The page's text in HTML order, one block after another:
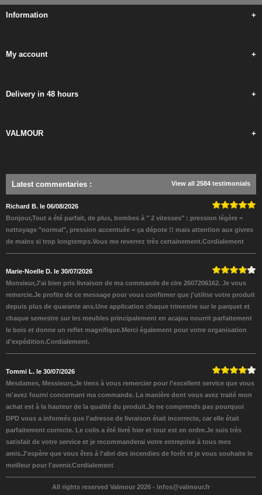
Information +
My account +
Delivery in 48 hours +
VALMOUR +
Latest commentaries : View all 2584 testimonials
Richard B. le 06/08/2026
Bonjour,Tout a été parfait, de plus, bombes à " 2 vitesses" : pression légère =
nettoyage "normal", pression accentuée = ça dépote !! mais attention aux givres
de mains si trop longtemps.Vous me reverrez très certainement.Cordialement
Marie-Noelle D. le 30/07/2026
Monsieur,J'ai bien pris livraison de ma commande de cire 2607206162. Je vous
remercie.Je profite de ce message pour vous confirmer que j'utilise votre produit
depuis plus de quarante ans.Une application chaque trimestre sur le parquet et
chaque semestre sur les meubles principalement en acajou nourrit parfaitement
le bois et donne un reflet magnifique.Merci également pour votre organisation
d'expédition.Cordialement.
Tommi L. le 30/07/2026
Mesdames, Messieurs,Je tiens à vous remercier pour l'excellent service que vous
m'avez fourni concernant ma commande. La manière dont vous avez traité mon
achat est à la hauteur de la qualité du produit.Je ne comprends pas pourquoi
DPD vous a informés que l'adresse de livraison était incorrecte, car elle était
parfaitement correcte. Le colis a été livré hier et tout est en ordre.Je suis très
satisfait de votre service et je recommanderai votre entreprise à tous mes
amis.J'espère que vous êtes à l'abri des incendies de forêt et je vous souhaite le
meilleur pour l'avenir.Cordialement
All rights reserved Valmour 2026 - infos@valmour.fr